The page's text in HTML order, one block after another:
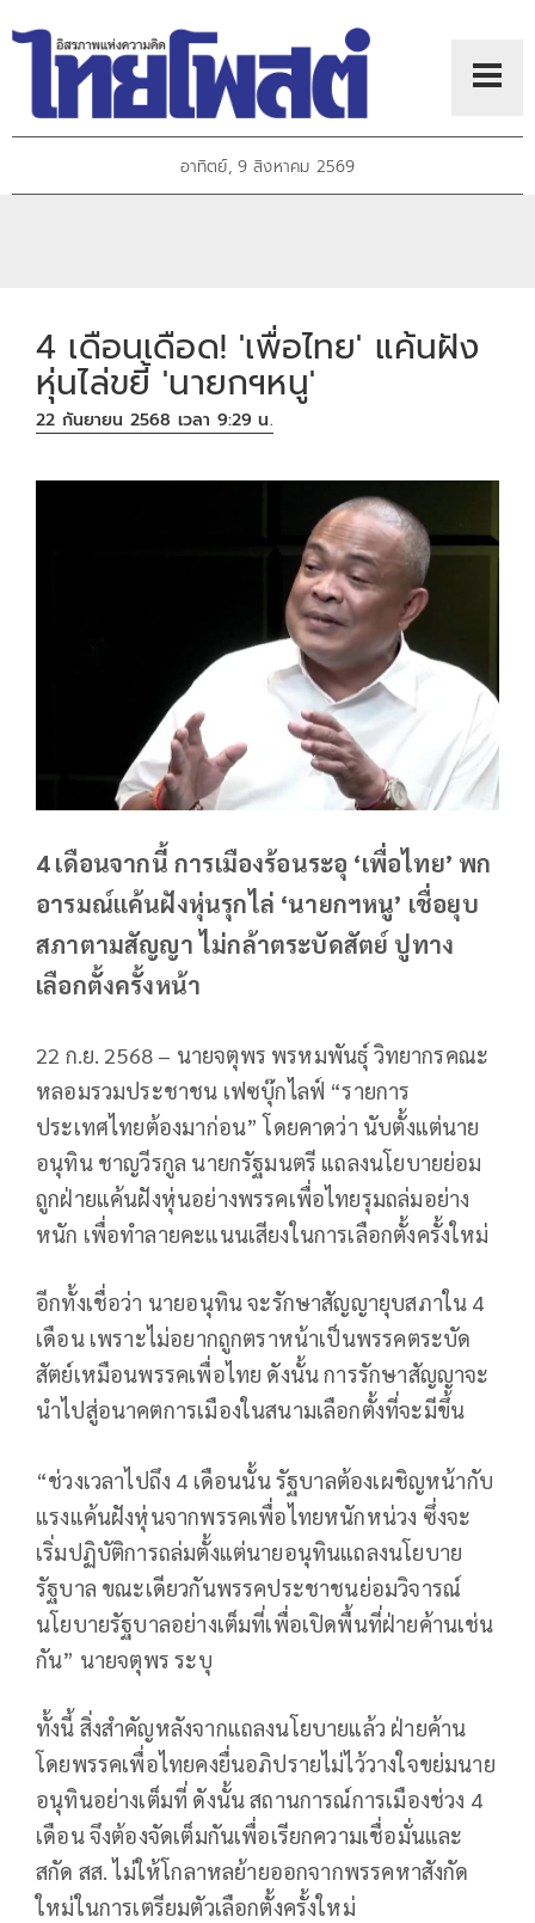
อาทิตย์, 9 สิงหาคม 2569
4 เดือนเดือด! 'เพื่อไทย' แค้นฝัง
หุ่นไล่ขยี้ 'นายกฯหนู'
22 กันยายน 2568 เวลา 9:29 น.
4 เดือนจากนี้ การเมืองร้อนระอุ ‘เพื่อไทย’ พก
อารมณ์แค้นฝังหุ่นรุกไล่ ‘นายกฯหนู’ เชื่อยุบ
สภาตามสัญญา ไม่กล้าตระบัดสัตย์ ปูทาง
เลือกตั้งครั้งหน้า
22 ก.ย. 2568 – นายจตุพร พรหมพันธุ์ วิทยากรคณะ
หลอมรวมประชาชน เฟซบุ๊กไลฟ์ “รายการ
ประเทศไทยต้องมาก่อน” โดยคาดว่า นับตั้งแต่นาย
อนุทิน ชาญวีรกูล นายกรัฐมนตรี แถลงนโยบายย่อม
ถูกฝ่ายแค้นฝังหุ่นอย่างพรรคเพื่อไทยรุมถล่มอย่าง
หนัก เพื่อทำลายคะแนนเสียงในการเลือกตั้งครั้งใหม่
อีกทั้งเชื่อว่า นายอนุทิน จะรักษาสัญญายุบสภาใน 4
เดือน เพราะไม่อยากถูกตราหน้าเป็นพรรคตระบัด
สัตย์เหมือนพรรคเพื่อไทย ดังนั้น การรักษาสัญญาจะ
นำไปสู่อนาคตการเมืองในสนามเลือกตั้งที่จะมีขึ้น
“ช่วงเวลาไปถึง 4 เดือนนั้น รัฐบาลต้องเผชิญหน้ากับ
แรงแค้นฝังหุ่นจากพรรคเพื่อไทยหนักหน่วง ซึ่งจะ
เริ่มปฏิบัติการถล่มตั้งแต่นายอนุทินแถลงนโยบาย
รัฐบาล ขณะเดียวกันพรรคประชาชนย่อมวิจารณ์
นโยบายรัฐบาลอย่างเต็มที่เพื่อเปิดพื้นที่ฝ่ายค้านเช่น
กัน” นายจตุพร ระบุ
ทั้งนี้ สิ่งสำคัญหลังจากแถลงนโยบายแล้ว ฝ่ายค้าน
โดยพรรคเพื่อไทยคงยื่นอภิปรายไม่ไว้วางใจขย่มนาย
อนุทินอย่างเต็มที่ ดังนั้น สถานการณ์การเมืองช่วง 4
เดือน จึงต้องจัดเต็มกันเพื่อเรียกความเชื่อมั่นและ
สกัด สส. ไม่ให้โกลาหลย้ายออกจากพรรคหาสังกัด
ใหม่ในการเตรียมตัวเลือกตั้งครั้งใหม่